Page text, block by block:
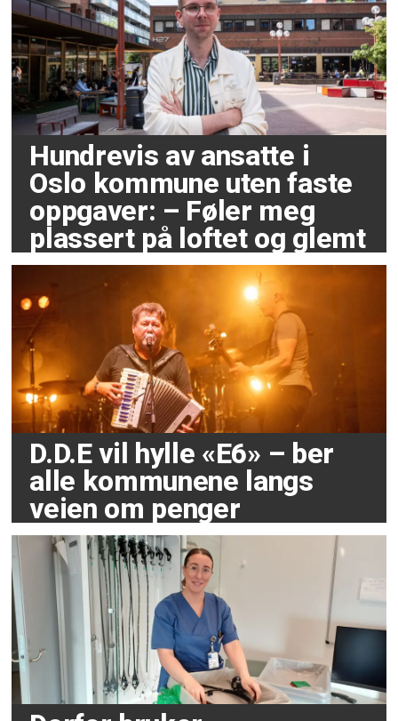
Hundrevis av ansatte i
Oslo kommune uten faste
oppgaver: – Føler meg
plassert på loftet og glemt
D.D.E vil hylle «E6» – ber
alle kommunene langs
veien om penger